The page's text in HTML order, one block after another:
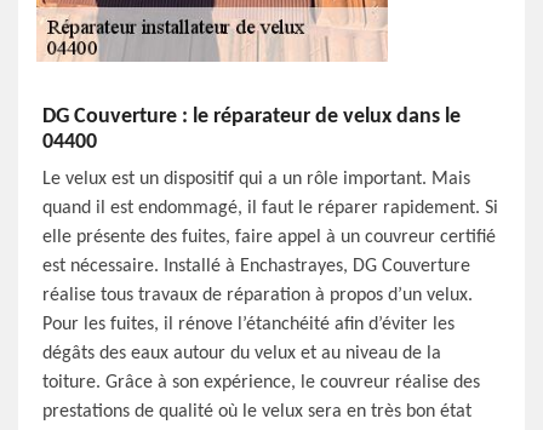
DG Couverture : le réparateur de velux dans le
04400
Le velux est un dispositif qui a un rôle important. Mais
quand il est endommagé, il faut le réparer rapidement. Si
elle présente des fuites, faire appel à un couvreur certifié
est nécessaire. Installé à Enchastrayes, DG Couverture
réalise tous travaux de réparation à propos d’un velux.
Pour les fuites, il rénove l’étanchéité afin d’éviter les
dégâts des eaux autour du velux et au niveau de la
toiture. Grâce à son expérience, le couvreur réalise des
prestations de qualité où le velux sera en très bon état